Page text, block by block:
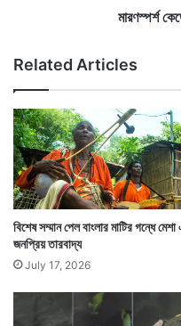
Tags Birbhum West
স
ব
ন্যা
র
প্রা
ণ
মারণস্পর্শ
Related Articles
বিশেষ সম্মান পেল বাংলার মাটির গন্ধে
জনপ্রিয় তারবাদ্য
July 17, 2026